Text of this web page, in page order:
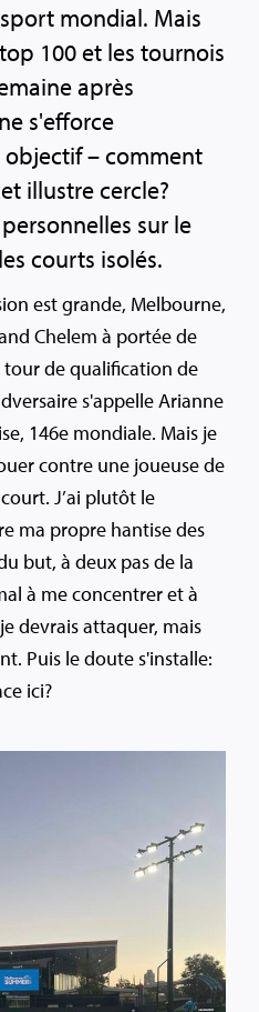
mondial. Mais
100 et les tournois
après
s'efforce
– comment
illustre cercle?
sur le
courts isolés.
est grande, Melbourne,
Chelem à portée de
tour de qualification de
s'appelle Arianne
146e mondiale. Mais je
contre une joueuse de
J’ai plutôt le
ma propre hantise des
but, à deux pas de la
à me concentrer et à
devrais attaquer, mais
Puis le doute s'installe:
ici?